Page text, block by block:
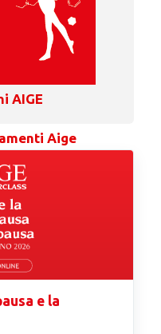
AIGE
Aige
e la